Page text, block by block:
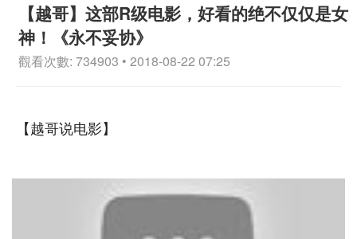
【越哥】这部R级电影，好看的绝不仅仅是女
神！《永不妥协》
觀看次數: 734903 • 2018-08-22 07:25
【越哥说电影】